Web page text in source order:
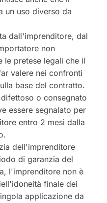
un uso diverso da
dall'imprenditore, dal
non
le pretese legali che il
valere nei confronti
base del contratto.
o consegnato
essere segnalato per
entro 2 mesi dalla
dell'imprenditore
di garanzia del
l'imprenditore non è
finale dei
applicazione da